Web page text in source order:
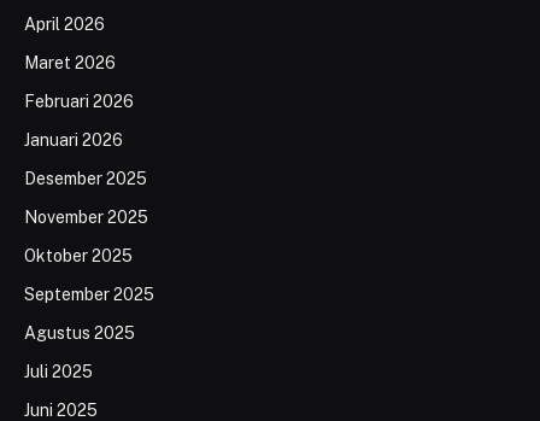
April 2026
Maret 2026
Februari 2026
Januari 2026
Desember 2025
November 2025
Oktober 2025
September 2025
Agustus 2025
Juli 2025
Juni 2025